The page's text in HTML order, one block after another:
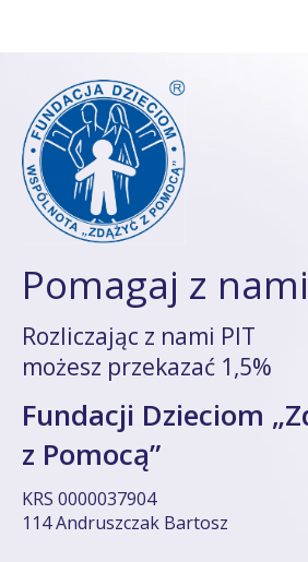
Pomagaj z
Rozliczając z nami PIT
możesz przekazać 1,5%
Fundacji Dzieciom
z Pomocą”
KRS 0000037904
114 Andruszczak Bartosz